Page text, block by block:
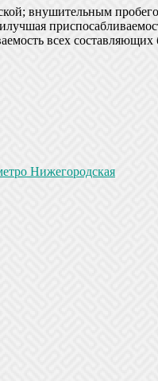
внушительным
всех
Нижегородская